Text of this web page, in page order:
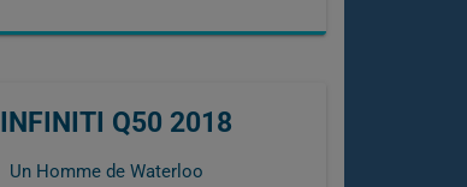
INFINITI Q50 2018
Un Homme de Waterloo